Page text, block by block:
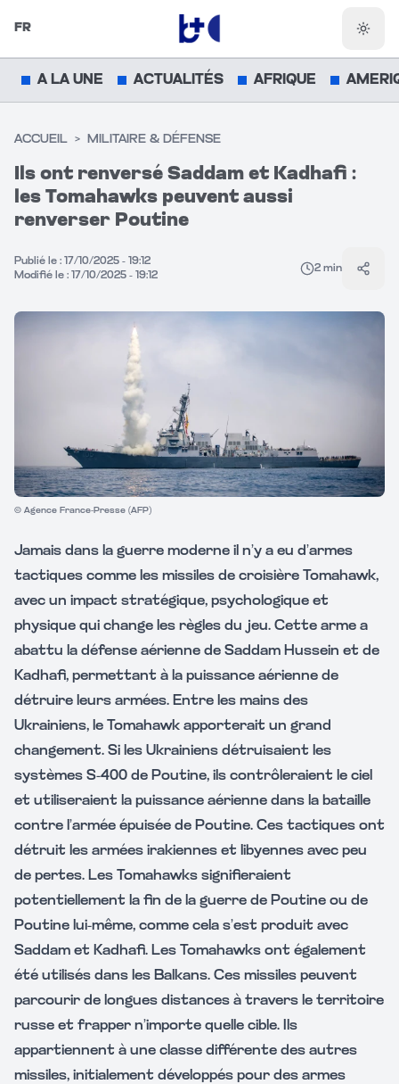
FR
A LA UNE ACTUALITÉS AFRIQUE
ACCUEIL > MILITAIRE & DÉFENSE
Ils ont renversé Saddam et Kadhafi :
les Tomahawks peuvent aussi
renverser Poutine
Publié le : 17/10/2025 - 19:12
Modifié le : 17/10/2025 - 19:12
2 min
© Agence France-Presse (AFP)
Jamais dans la guerre moderne il n’y a eu d’armes
tactiques comme les missiles de croisière Tomahawk,
avec un impact stratégique, psychologique et
physique qui change les règles du jeu. Cette arme a
abattu la défense aérienne de Saddam Hussein et de
Kadhafi, permettant à la puissance aérienne de
détruire leurs armées. Entre les mains des
Ukrainiens, le Tomahawk apporterait un grand
changement. Si les Ukrainiens détruisaient les
systèmes S-400 de Poutine, ils contrôleraient le ciel
et utiliseraient la puissance aérienne dans la bataille
contre l’armée épuisée de Poutine. Ces tactiques ont
détruit les armées irakiennes et libyennes avec peu
de pertes. Les Tomahawks signifieraient
potentiellement la fin de la guerre de Poutine ou de
Poutine lui-même, comme cela s’est produit avec
Saddam et Kadhafi. Les Tomahawks ont également
été utilisés dans les Balkans. Ces missiles peuvent
parcourir de longues distances à travers le territoire
russe et frapper n’importe quelle cible. Ils
appartiennent à une classe différente des autres
missiles, initialement développés pour des armes